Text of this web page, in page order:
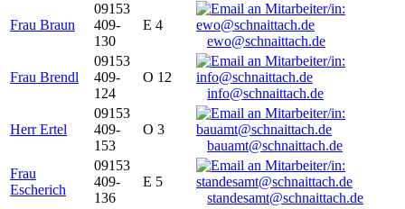
Frau Braun
09153
409-
130
E 4
ewo@schnaittach.de
Frau Brendl
09153
409-
124
O 12
info@schnaittach.de
Herr Ertel
09153
409-
153
O 3
bauamt@schnaittach.de
Frau
Escherich
09153
409-
136
E 5
standesamt@schnaittach.de